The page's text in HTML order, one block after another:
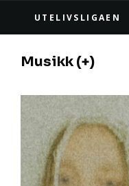
UTELIVSLIGAEN
Musikk (+)